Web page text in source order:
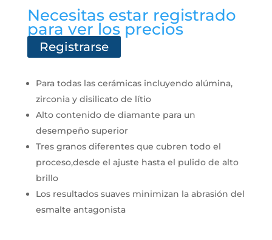
Necesitas estar registrado
para ver los precios
Registrarse
Para todas las cerámicas incluyendo alúmina,
zirconia y disilicato de lítio
Alto contenido de diamante para un
desempeño superior
Tres granos diferentes que cubren todo el
proceso,desde el ajuste hasta el pulido de alto
brillo
Los resultados suaves minimizan la abrasión del
esmalte antagonista